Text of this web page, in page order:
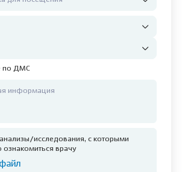
по ДМС
исследования, с которыми
врачу